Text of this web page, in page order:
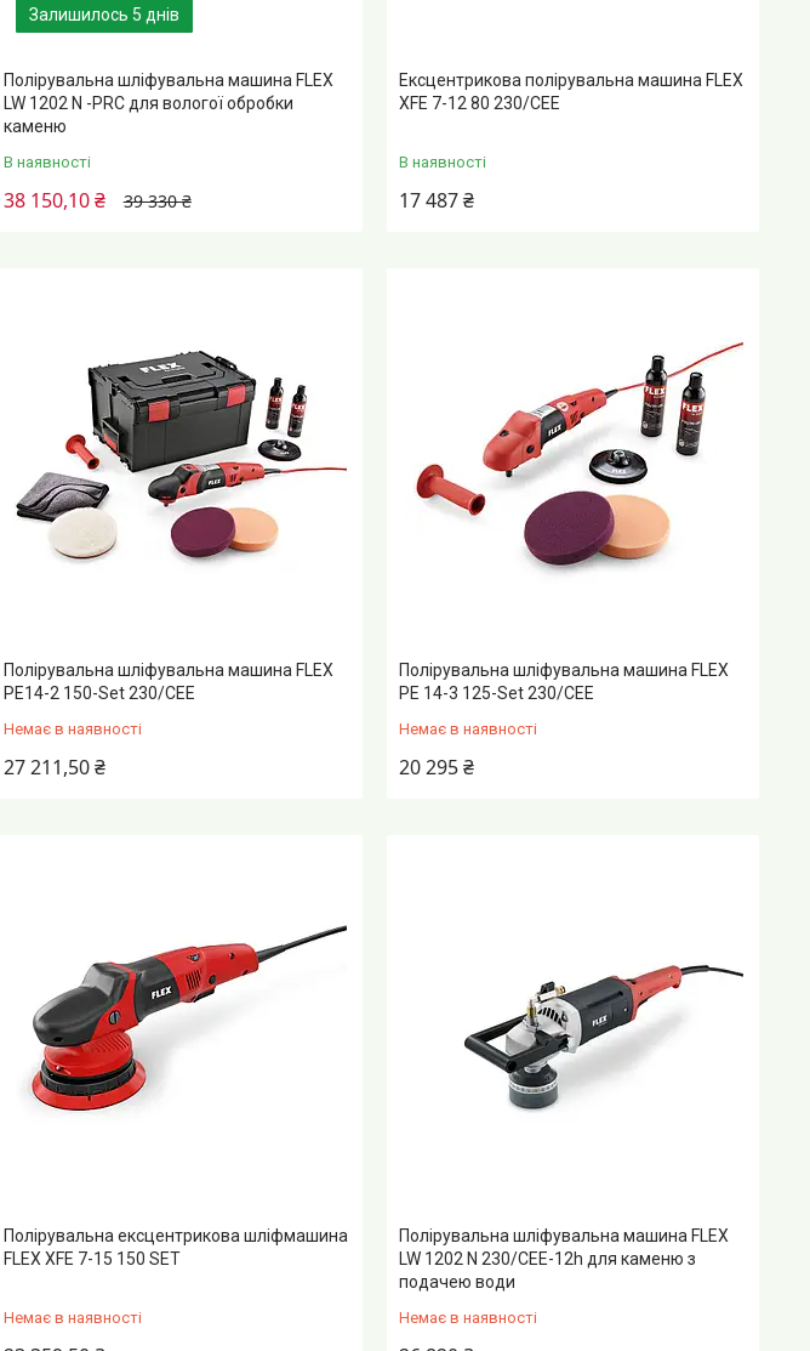
Залишилось 5 днів
Полірувальна шліфувальна машина FLEX
LW 1202 N -PRC для вологої обробки
каменю
В наявності
39 330 ₴
38 150,10 ₴
Ексцентрикова полірувальна машина FLEX
XFE 7-12 80 230/CEE
В наявності
17 487 ₴
Полірувальна шліфувальна машина FLEX
PE14-2 150-Set 230/CEE
Немає в наявності
27 211,50 ₴
Полірувальна шліфувальна машина FLEX
PE 14-3 125-Set 230/CEE
Немає в наявності
20 295 ₴
Полірувальна ексцентрикова шліфмашина
FLEX XFE 7-15 150 SET
Немає в наявності
Полірувальна шліфувальна машина FLEX
LW 1202 N 230/CEE-12h для каменю з
подачею води
Немає в наявності